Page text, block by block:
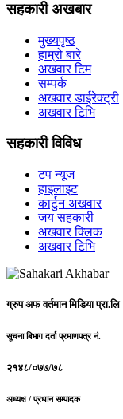
सहकारी अखबार
मुख्यपृष्ठ
हाम्रो बारे
अखवार टिम
सम्पर्क
अखवार डाईरेक्ट्री
अखवार टिभि
सहकारी विविध
टप न्यूज
हाइलाइट
कार्टुन अखवार
जय सहकारी
अखवार क्लिक
अखवार टिभि
ग्रुप अफ वर्तमान मिडिया प्रा.लि
सूचना बिभाग दर्ता प्रमाणपत्र नं.
२१४८/०७७/७८
अध्यक्ष / प्रधान सम्पादक